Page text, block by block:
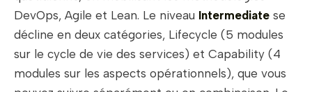
DevOps, Agile et Lean. Le niveau Intermediate se
décline en deux catégories, Lifecycle (5 modules
sur le cycle de vie des services) et Capability (4
modules sur les aspects opérationnels), que vous